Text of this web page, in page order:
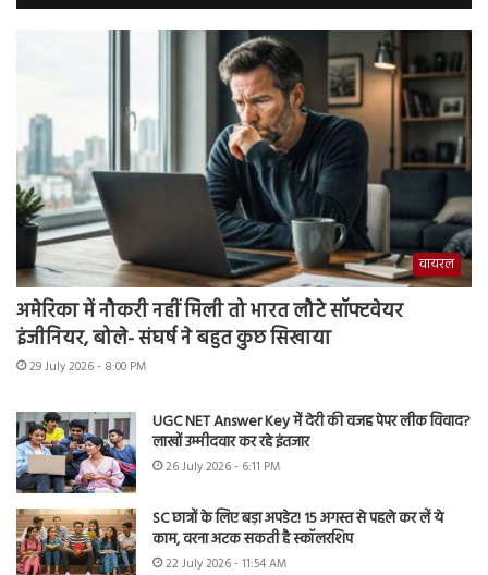
वायरल
अमेरिका में नौकरी नहीं मिली तो भारत लौटे सॉफ्टवेयर
इंजीनियर, बोले- संघर्ष ने बहुत कुछ सिखाया
29 July 2026 - 8:00 PM
UGC NET Answer Key में देरी की वजह पेपर लीक विवाद?
लाखों उम्मीदवार कर रहे इंतजार
26 July 2026 - 6:11 PM
SC छात्रों के लिए बड़ा अपडेट! 15 अगस्त से पहले कर लें ये
काम, वरना अटक सकती है स्कॉलरशिप
22 July 2026 - 11:54 AM